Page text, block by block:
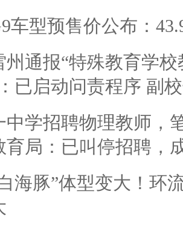
车型预售价公布：
州通报“特殊教育学
已启动问责程序 副
中学招聘物理教师，
育局：已叫停招聘，
海豚”体型变大！环